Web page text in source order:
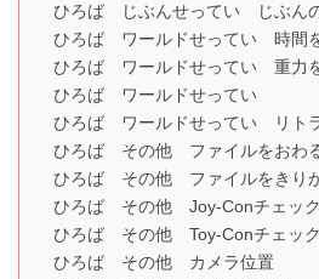
ひろば じぶんせってい じぶん
ひろば ワールドせってい 時間
ひろば ワールドせってい 重力
ひろば ワールドせってい
ひろば ワールドせってい リト
ひろば その他 ファイルをおわ
ひろば その他 ファイルをきり
ひろば その他 Joy-Conチェック
ひろば その他 Toy-Conチェック
ひろば その他 カメラ位置